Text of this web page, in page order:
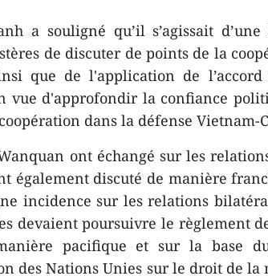
a souligné qu’il s’agissait d’une
​​de discuter de points de la
que de l'application de
vue d'approfondir la confiance
dans la défense Vietnam-
ont échangé sur les
également discuté de manière
incidence sur les relations
devaient poursuivre le règlement
pacifique et sur la base
des Nations Unies sur le droit de la